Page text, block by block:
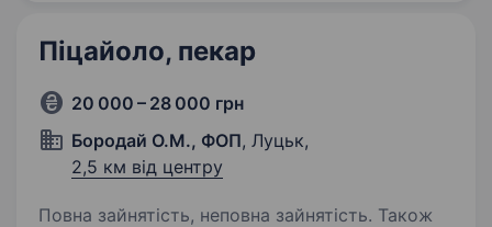
Піцайоло, пекар
20 000 – 28 000 грн
Бородай О.М., ФОП, Луцьк,
2,5 км від центру
Повна зайнятість, неповна зайнятість. Також